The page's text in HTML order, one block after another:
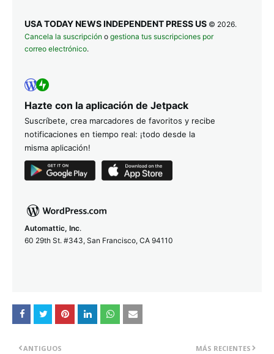
USA TODAY NEWS INDEPENDENT PRESS US © 2026.
Cancela la suscripción o gestiona tus suscripciones por
correo electrónico.
Hazte con la aplicación de Jetpack
Suscríbete, crea marcadores de favoritos y recibe
notificaciones en tiempo real: ¡todo desde la
misma aplicación!
Automattic, Inc.
60 29th St. #343, San Francisco, CA 94110
MÁS RECIENTES
ANTIGUOS